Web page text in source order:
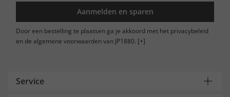
Aanmelden en sparen
Door een bestelling te plaatsen ga je akkoord met het privacybeleid
en de algemene voorwaarden van JP1880. [+]
Service